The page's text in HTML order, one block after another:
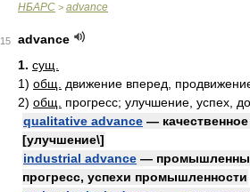
НБАРС > advance
15
advance
1. сущ.
1) общ.
движение вперед,
2) общ.
прогресс; улучшение, успех,
qualitative advance —
[улучшение\]
industrial advance —
прогресс, успехи промышленности